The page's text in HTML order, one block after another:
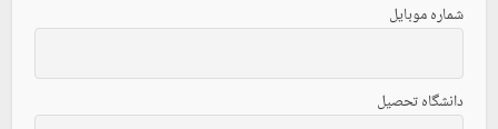
شماره موبایل
دانشگاه تحصیل